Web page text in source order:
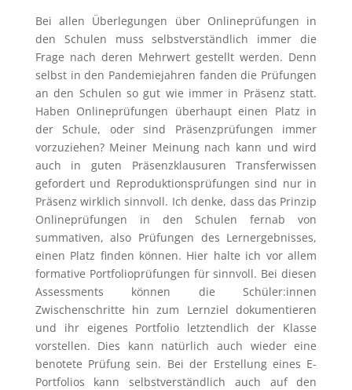
Bei allen Überlegungen über Onlineprüfungen in
den Schulen muss selbstverständlich immer die
Frage nach deren Mehrwert gestellt werden. Denn
selbst in den Pandemiejahren fanden die Prüfungen
an den Schulen so gut wie immer in Präsenz statt.
Haben Onlineprüfungen überhaupt einen Platz in
der Schule, oder sind Präsenzprüfungen immer
vorzuziehen? Meiner Meinung nach kann und wird
auch in guten Präsenzklausuren Transferwissen
gefordert und Reproduktionsprüfungen sind nur in
Präsenz wirklich sinnvoll. Ich denke, dass das Prinzip
Onlineprüfungen in den Schulen fernab von
summativen, also Prüfungen des Lernergebnisses,
einen Platz finden können. Hier halte ich vor allem
formative Portfolioprüfungen für sinnvoll. Bei diesen
Assessments können die Schüler:innen
Zwischenschritte hin zum Lernziel dokumentieren
und ihr eigenes Portfolio letztendlich der Klasse
vorstellen. Dies kann natürlich auch wieder eine
benotete Prüfung sein. Bei der Erstellung eines E-
Portfolios kann selbstverständlich auch auf den